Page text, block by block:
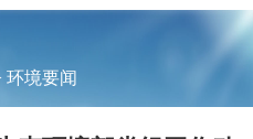
环境要闻